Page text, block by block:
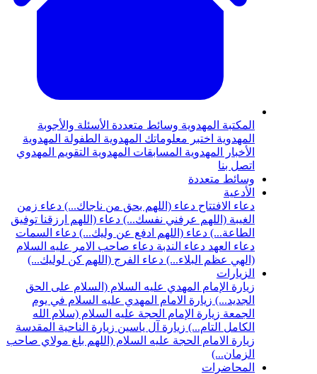
المكتبة المهدوية وسائط متعددة الأسئلة والأجوبة
المهدوية اختبر معلوماتك المهدوية الطفولة المهدوية
الأخبار المهدوية المسابقات المهدوية التقويم المهدوي
اتصل بنا
وسائط متعددة
الأدعية
دعاء الافتتاح دعاء (اللهم بحق من ناجاك...) دعاء زمن
الغيبة (اللهم عرفني نفسك...) دعاء (اللهم ارزقنا توفيق
الطاعة...) دعاء (اللهم ادفع عن وليك...) دعاء السمات
دعاء العهد دعاء الندبة دعاء صاحب الامر عليه السلام
(الهي عظم البلاء...) دعاء الفرج (اللهم كن لوليك...)
الزيارات
زيارة الإمام المهدي عليه السلام (السلام على الحق
الجديد...) زيارة الامام المهدي عليه السلام في يوم
الجمعة زيارة الإمام الحجة عليه السلام (سلام الله
الكامل التام...) زيارة آل ياسين زيارة الناحية المقدسة
زيارة الامام الحجة عليه السلام (اللهم بلغ مولاي صاحب
الزمان...)
المحاضرات